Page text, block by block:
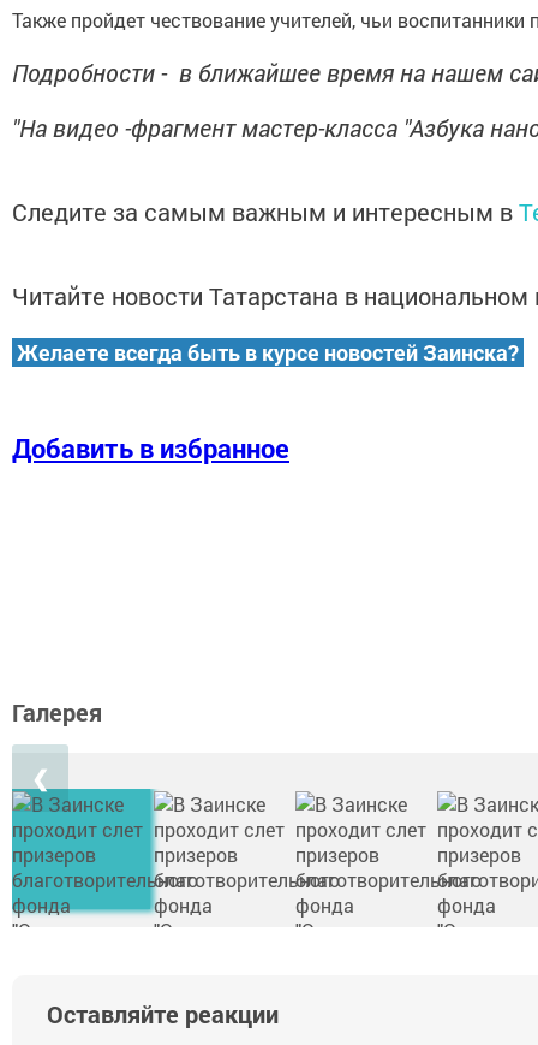
Также пройдет чествование учителей, чьи
Подробности - в ближайшее время на нашем
"На видео -фрагмент мастер-класса "Азбука
Следите за самым важным и интересным в
Читайте новости Татарстана в
Желаете всегда быть в курсе новостей Заинска?
Добавить в избранное
Галерея
❮
Оставляйте реакции